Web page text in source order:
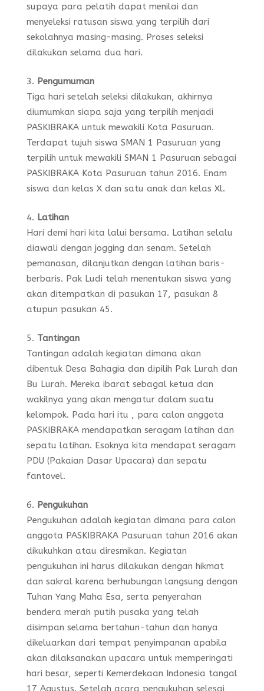
supaya para pelatih dapat menilai dan
menyeleksi ratusan siswa yang terpilih dari
sekolahnya masing-masing. Proses seleksi
dilakukan selama dua hari.
Pengumuman
Tiga hari setelah seleksi dilakukan, akhirnya
diumumkan siapa saja yang terpilih menjadi
PASKIBRAKA untuk mewakili Kota Pasuruan.
Terdapat tujuh siswa SMAN 1 Pasuruan yang
terpilih untuk mewakili SMAN 1 Pasuruan sebagai
PASKIBRAKA Kota Pasuruan tahun 2016. Enam
siswa dan kelas X dan satu anak dan kelas Xl.
Latihan
Hari demi hari kita lalui bersama. Latihan selalu
diawali dengan jogging dan senam. Setelah
pemanasan, dilanjutkan dengan latihan baris-
berbaris. Pak Ludi telah menentukan siswa yang
akan ditempatkan di pasukan 17, pasukan 8
atupun pasukan 45.
Tantingan
Tantingan adalah kegiatan dimana akan
dibentuk Desa Bahagia dan dipilih Pak Lurah dan
Bu Lurah. Mereka ibarat sebagal ketua dan
wakilnya yang akan mengatur dalam suatu
kelompok. Pada hari itu , para calon anggota
PASKIBRAKA mendapatkan seragam latihan dan
sepatu latihan. Esoknya kita mendapat seragam
PDU (Pakaian Dasar Upacara) dan sepatu
fantovel.
Pengukuhan
Pengukuhan adalah kegiatan dimana para calon
anggota PASKIBRAKA Pasuruan tahun 2016 akan
dikukuhkan atau diresmikan. Kegiatan
pengukuhan ini harus dilakukan dengan hikmat
dan sakral karena berhubungan langsung dengan
Tuhan Yang Maha Esa, serta penyerahan
bendera merah putih pusaka yang telah
disimpan selama bertahun-tahun dan hanya
dikeluarkan dari tempat penyimpanan apabila
akan dilaksanakan upacara untuk memperingati
hari besar, seperti Kemerdekaan Indonesia tangal
17 Agustus. Setelah acara pengukuhan selesai,